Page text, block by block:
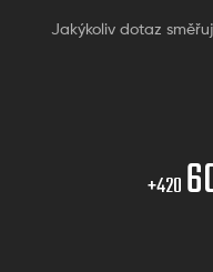
Jakýkoliv dotaz
+420